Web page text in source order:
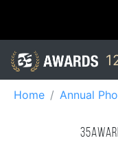
Home Annual